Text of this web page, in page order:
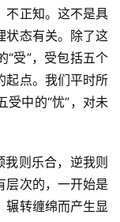
不正知。这不是具
状态有关。除了这
“受”，受包括五个
起点。我们平时所
受中的“忧”，对未
我则乐合，逆我则
层次的，一开始是
辗转缠绵而产生显